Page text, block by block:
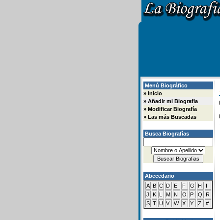
Menú Biográfico
» Inicio
» Añadir mi Biografia
» Modificar Biografía
» Las más Buscadas
Busca Biografías
Abecedario
A B C D E F G H
I
J
K L M N O P Q
R
S T U V W X Y Z #